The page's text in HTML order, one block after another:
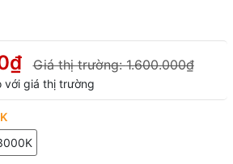
Giá thị trường:1.600.000₫
với giá thị trường